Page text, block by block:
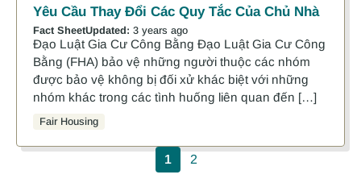
Yêu Cầu Thay Đổi Các Quy Tắc Của Chủ Nhà
Fact SheetUpdated: 3 years ago
Đạo Luật Gia Cư Công Bằng Đạo Luật Gia Cư Công
Bằng (FHA) bảo vệ những người thuộc các nhóm
được bảo vệ không bị đối xử khác biệt với những
nhóm khác trong các tình huống liên quan đến […]
Fair Housing
Pagination
1 2